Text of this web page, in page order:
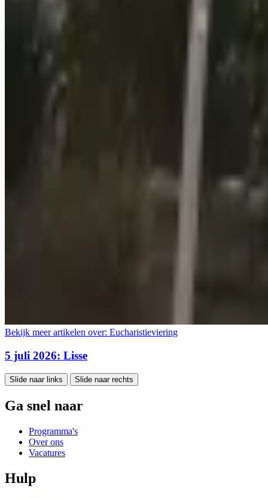
Bekijk meer artikelen over: Eucharistieviering
5 juli 2026: Lisse
Slide naar links Slide naar rechts
Ga snel naar
Programma's
Over ons
Vacatures
Hulp